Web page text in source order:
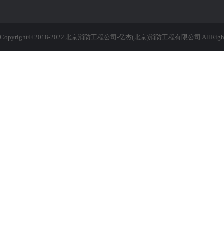
Copyright © 2018-2022 北京消防工程公司-亿杰(北京)消防工程有限公司 All